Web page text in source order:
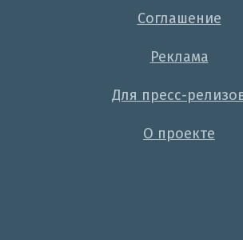
Соглашение
Реклама
Для пресс-
О проекте